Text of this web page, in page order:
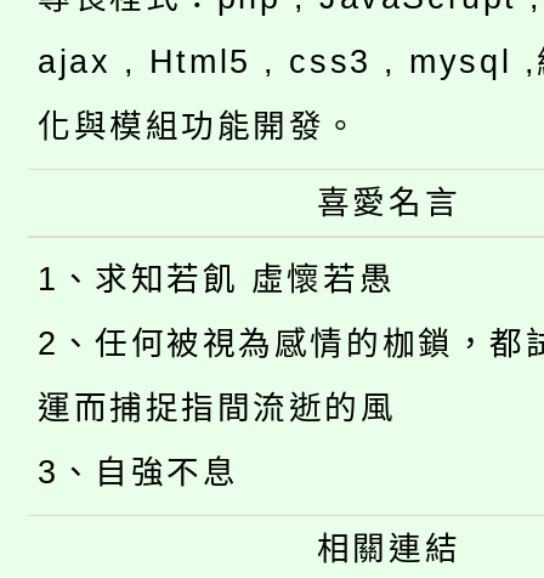
ajax , Html5 , css3 , mysql ,
化與模組功能開發。
喜愛名言
1、求知若飢 虛懷若愚
2、任何被視為感情的枷鎖，都
運而捕捉指間流逝的風
3、自強不息
相關連結